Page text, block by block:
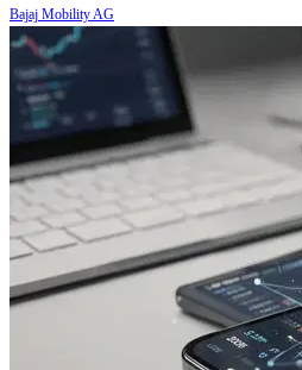
Bajaj Mobility AG